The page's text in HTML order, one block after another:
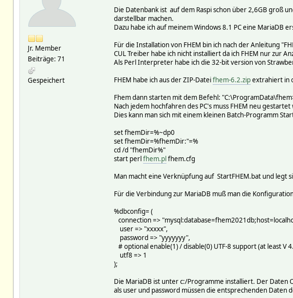
Jr. Member
Beiträge: 71
Gespeichert
Die Datenbank ist auf dem Raspi schon über 2,6GB groß
darstellbar machen.
Dazu habe ich auf meinem Windows 8.1 PC eine MariaDB
Für die Installation von FHEM bin ich nach der Anleitung
CUL Treiber habe ich nicht installiert da ich FHEM nur zur
Als Perl Interpreter habe ich die 32-bit version von
FHEM habe ich aus der ZIP-Dateifhem-6.2.zipextrahiert in
Fhem dann starten mit dem Befehl:
Nach jedem hochfahren des PC's muss FHEM neu
Dies kann man sich mit einem kleinen Batch-Programm
set fhemDir=%~dp0
set fhemDir=%fhemDir:"=%
cd /d "fhemDir%"
start perlfhem.plfhem.cfg
Man macht eine Verknüpfung auf StartFHEM.bat und legt
Für die Verbindung zur MariaDB muß man die
%dbconfig= (
connection =>
user => "xxxxx",
password => "yyyyyyy",
# optional enable(1) / disable(0) UTF-8 support (at least V
utf8 => 1
);
Die MariaDB ist unter c:/Programme installiert. Der
als user und password müssen die entsprechenden Daten